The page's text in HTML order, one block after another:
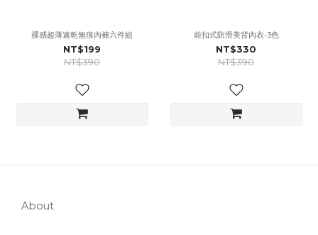
裸感超薄速乾無痕內褲六件組
NT$199
NT$390
前扣式防滑美背內衣-3色
NT$330
NT$390
About